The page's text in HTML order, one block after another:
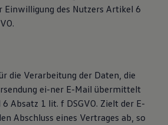
Einwilligung des Nutzers Artikel 6
die Verarbeitung der Daten, die
ei-ner E-Mail übermittelt
Absatz 1 lit. f DSGVO. Zielt der E-
Abschluss eines Vertrages ab, so